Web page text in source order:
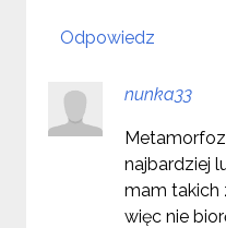
Odpowiedz
nunka33
najbardziej
mam takich
więc nie